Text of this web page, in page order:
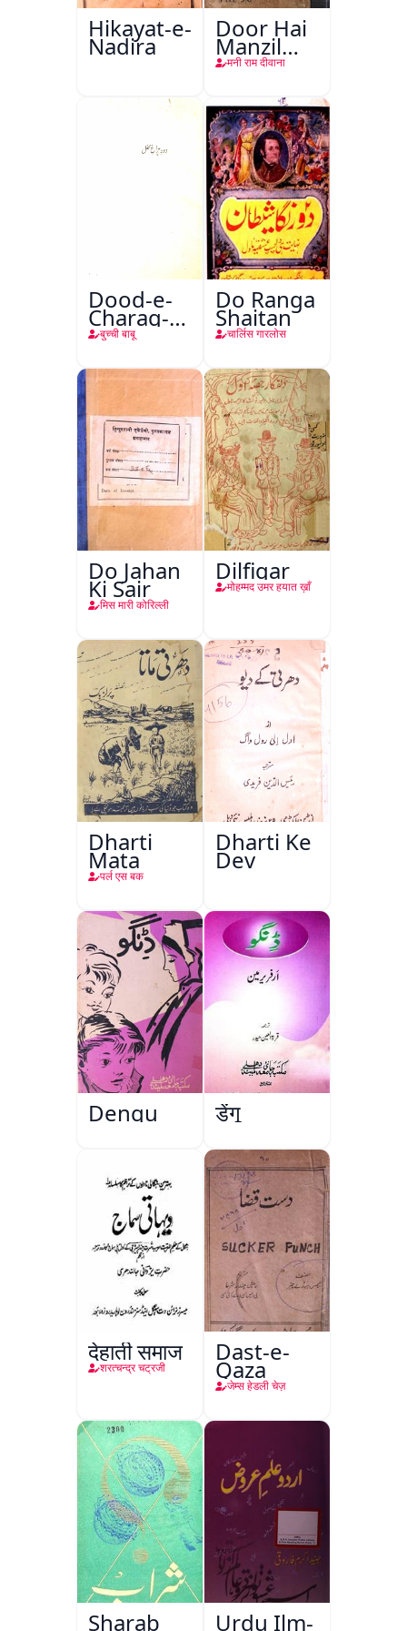
Hikayat-e-
Nadira
Door Hai
Manzil
Teri
मनी राम दीवाना
Dood-e-
Charag-e-
Mahfil
बुच्ची बाबू
Do Ranga
Shaitan
चार्लिस गारलोस
Do Jahan
Ki Sair
मिस मारी कोरिल्ली
Dilfigar
मोहम्मद उमर हयात ख़ाँ
Dharti
Mata
पर्ल एस बक
Dharti Ke
Dev
Dengu डेंगू
देहाती समाज
शरत्चन्द्र चट्रजी
Dast-e-
Qaza
जेम्स हेडली चेज़
Sharab Urdu Ilm-